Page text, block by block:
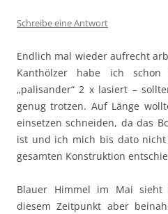
Schreibe eine Antwort
Endlich mal wieder aufrecht
Kanthölzer habe ich
„palisander“ 2 x lasiert –
genug trotzen. Auf Länge
einsetzen schneiden, da das
ist und ich mich bis dato
gesamten Konstruktion
Blauer Himmel im Mai
diesem Zeitpunkt aber